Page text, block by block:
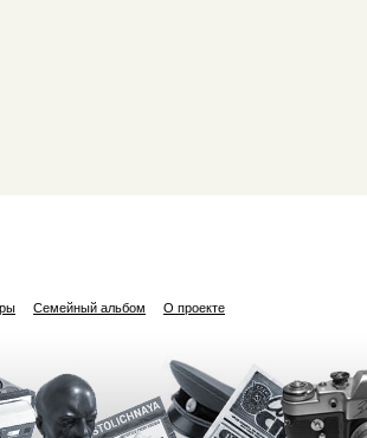
Семейный альбом О проекте